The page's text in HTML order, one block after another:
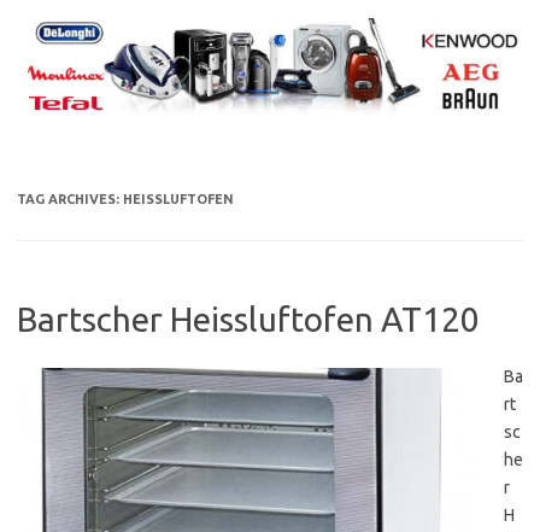
content
TAG ARCHIVES: HEISSLUFTOFEN
Bartscher Heissluftofen AT120
Ba
rt
sc
he
r
H